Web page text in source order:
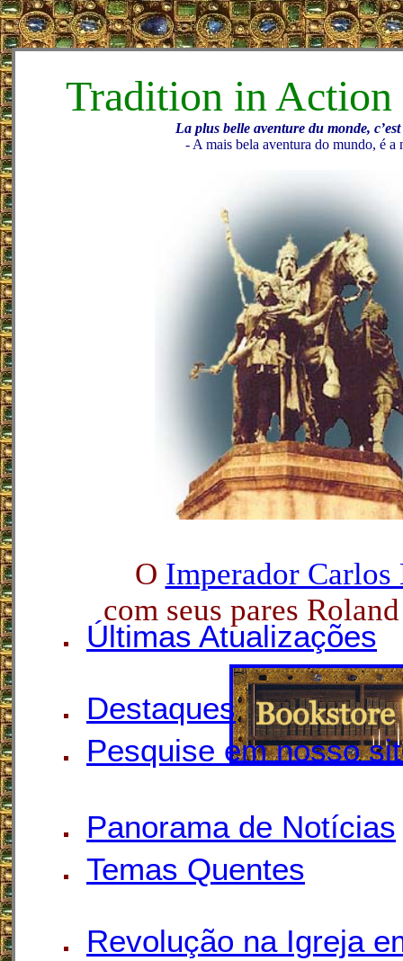
Tradition in Action
La plus belle aventure du monde,
- A mais bela aventura do mundo, é a
O Imperador Carlos
com seus pares
Últimas Atualizações
Destaques
Pesquise em nosso
Panorama de Notícias
Temas Quentes
Revolução na Igreja